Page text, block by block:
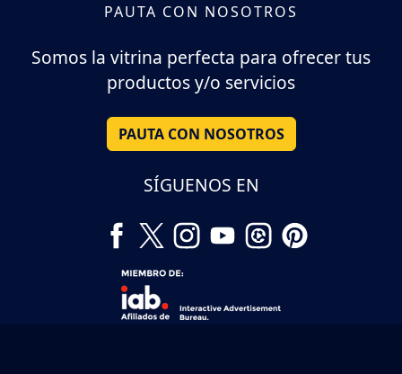
PAUTA CON NOSOTROS
Somos la vitrina perfecta para ofrecer tus
productos y/o servicios
PAUTA CON NOSOTROS
SÍGUENOS EN